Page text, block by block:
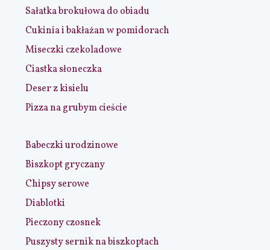
Sałatka brokułowa do obiadu
Cukinia i bakłażan w pomidorach
Miseczki czekoladowe
Ciastka słoneczka
Deser z kisielu
Pizza na grubym cieście
Babeczki urodzinowe
Biszkopt gryczany
Chipsy serowe
Diablotki
Pieczony czosnek
Puszysty sernik na biszkoptach